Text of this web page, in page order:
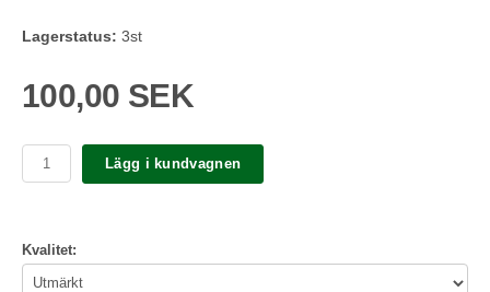
Lagerstatus: 3st
100,00 SEK
Lägg i kundvagnen
Kvalitet: